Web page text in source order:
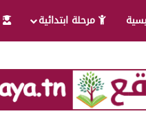
مرحلة ابتدائية